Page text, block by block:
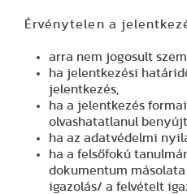
Érvénytelen a
arra nem jogosult
ha jelentkezési
jelentkezés,
ha a jelentkezés
olvashatatlanul
ha az adatvédelmi
ha a felsőfokú
dokumentum
igazolás/ a felvételt